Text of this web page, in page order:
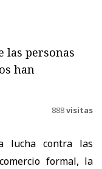
las personas
han
888visitas
lucha contra las
formal, la